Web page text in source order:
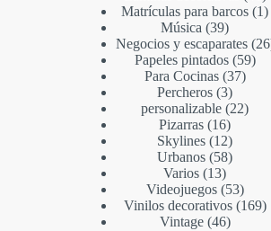
Matrículas para barcos 1
Música 39
Negocios y escaparates 26
Papeles pintados 59
Para Cocinas 37
Percheros 3
personalizable 22
Pizarras 16
Skylines 12
Urbanos 58
Varios 13
Videojuegos 53
Vinilos decorativos 169
Vintage 46